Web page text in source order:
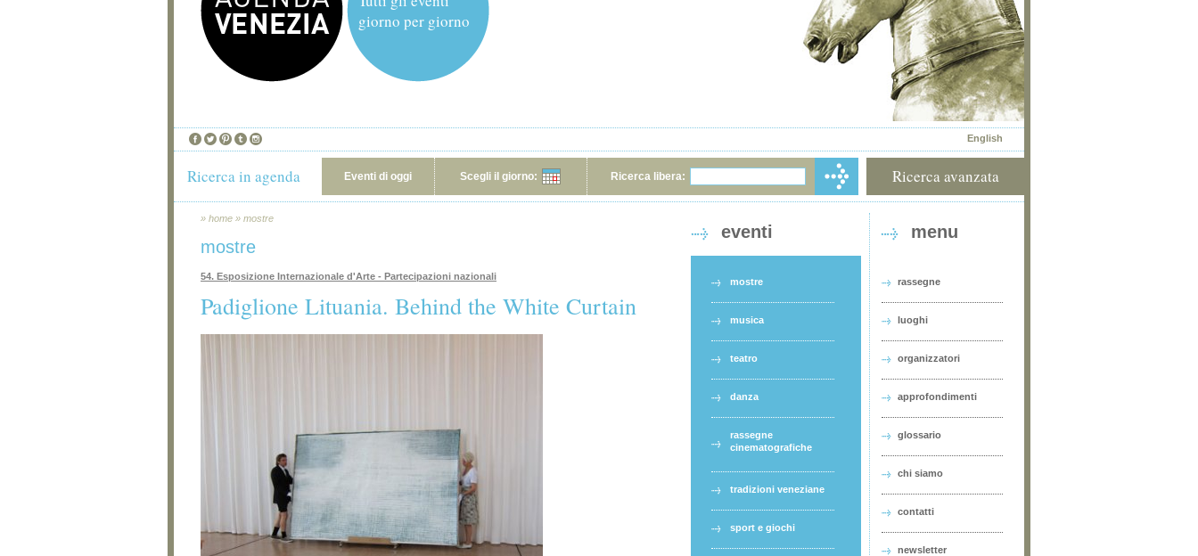
giorno per giorno
English
Ricerca in agenda Eventi di oggi Scegli il giorno: Ricerca libera: Ricerca avanzata
» home » mostre
mostre
54. Esposizione Internazionale d'Arte - Partecipazioni nazionali
Padiglione Lituania. Behind the White Curtain
eventi
mostre
musica
teatro
danza
rassegne
cinematografiche
tradizioni veneziane
sport e giochi
menu
rassegne
luoghi
organizzatori
approfondimenti
glossario
chi siamo
contatti
newsletter